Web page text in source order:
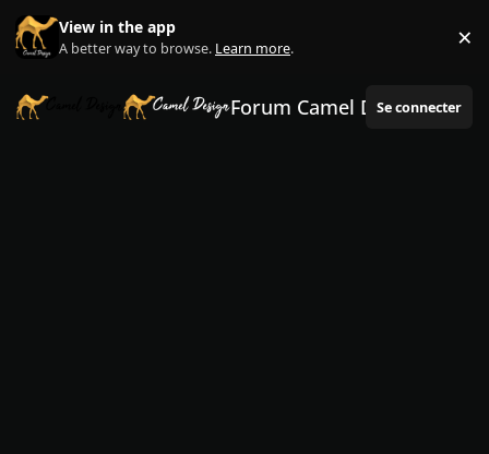
Aller au contenu
View in the app
A better way to browse. Learn more. ×
Forum Camel Design
Se connecter